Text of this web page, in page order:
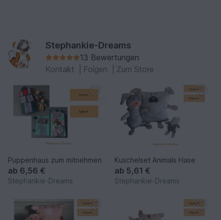
Stephankie-Dreams
13 Bewertungen
Kontakt
Folgen Zum Store
Puppenhaus zum mitnehmen
ab 6,56 €
Stephankie-Dreams
Kuschelset Animals Hase
ab 5,61 €
Stephankie-Dreams